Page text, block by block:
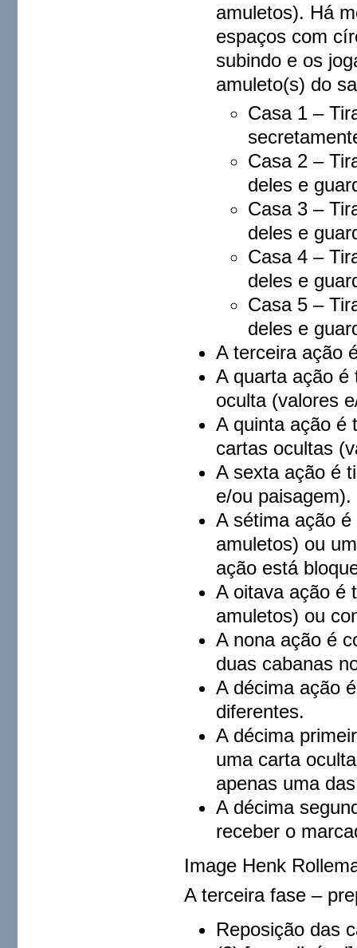
amuletos). Há
espaços com
subindo e os
amuleto(s) do
Casa 1 –
Casa 2 –
deles e
Casa 3 –
deles e
Casa 4 –
deles e
Casa 5 –
deles e
A terceira ação
A quarta ação
oculta (valores
A quinta ação é
cartas ocultas
A sexta ação é
e/ou
A sétima ação
amuletos) ou
ação está
A oitava ação é
amuletos) ou
A nona ação é
duas cabanas
A décima ação
diferentes.
A décima
uma carta
apenas uma
A décima
receber o
Image Henk
A terceira fase –
Reposição das